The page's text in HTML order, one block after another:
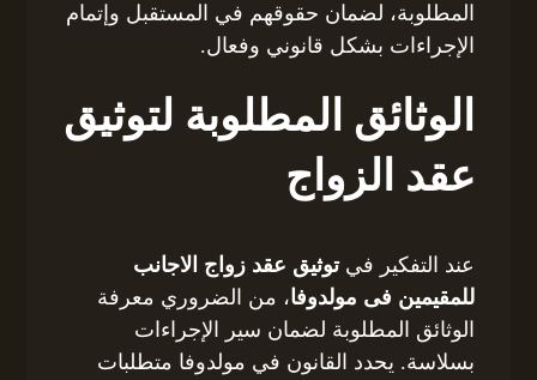
المطلوبة، لضمان حقوقهم في المستقبل وإتمام
الإجراءات بشكل قانوني وفعال.
الوثائق المطلوبة لتوثيق
عقد الزواج
عند التفكير فيتوثيق عقد زواج الاجانب
للمقيمين فى مولدوفا، من الضروري معرفة
الوثائق المطلوبة لضمان سير الإجراءات
بسلاسة. يحدد القانون في مولدوفا متطلبات